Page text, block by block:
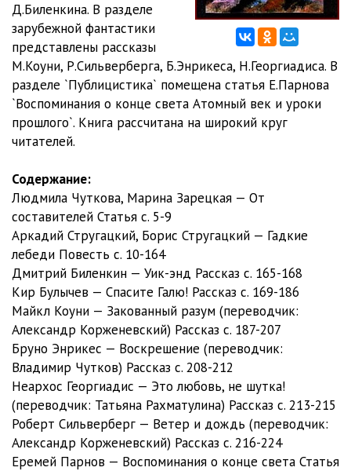
002 04:58
003
004 03:04
005 04:56
006
007
008
009 04:57
010
011
012
01.Повести и рассказы/Стругацкий Аркадий, Стругацкий Борис/
Гадкие лебеди
001
002 04:57
003 05:00
Д.Биленкина. В разделе
зарубежной фантастики
представлены рассказы
М.Коуни, Р.Сильверберга, Б.Энрикеса, Н.Георгиадиса. В
разделе `Публицистика` помещена статья Е.Парнова
`Воспоминания о конце света Атомный век и уроки
прошлого`. Книга рассчитана на широкий круг
читателей.
Содержание:
Людмила Чуткова, Марина Зарецкая — От
составителей Статья c. 5-9
Аркадий Стругацкий, Борис Стругацкий — Гадкие
лебеди Повесть c. 10-164
Дмитрий Биленкин — Уик-энд Рассказ c. 165-168
Кир Булычев — Спасите Галю! Рассказ c. 169-186
Майкл Коуни — Закованный разум (переводчик:
Александр Корженевский) Рассказ c. 187-207
Бруно Энрикес — Воскрешение (переводчик:
Владимир Чутков) Рассказ c. 208-212
Неархос Георгиадис — Это любовь, не шутка!
(переводчик: Татьяна Рахматулина) Рассказ c. 213-215
Роберт Сильверберг — Ветер и дождь (переводчик:
Александр Корженевский) Рассказ c. 216-224
Еремей Парнов — Воспоминания о конце света Статья